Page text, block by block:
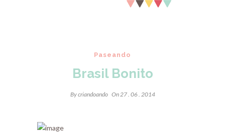
Paseando
Brasil Bonito
Bycriandoando On 27 . 06 . 2014